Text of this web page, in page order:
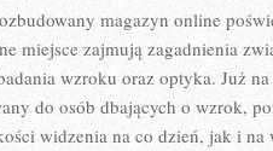
magazyn online
miejsce zajmują zagadnienia
wzroku oraz optyka. Już
do osób dbających o wzrok,
widzenia na co dzień, jak i